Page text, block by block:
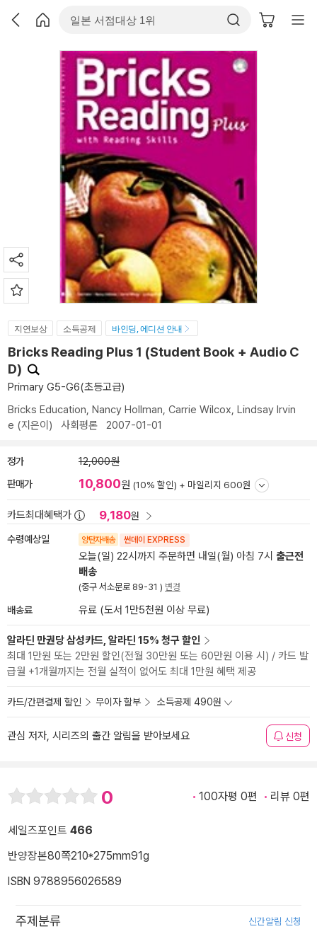
지연보상 소득공제 바인딩, 에디션 안내
Bricks Reading Plus 1 (Student Book + Audio C
D)
Primary G5-G6(초등고급)
Bricks Education, Nancy Hollman, Carrie Wilcox, Lindsay Irvin
e (지은이) 사회평론 2007-01-01
정가 12,000원
판매가 10,800원 (10% 할인) + 마일리지 600원
카드최대혜택가 9,180원
수령예상일 양탄자배송 썬데이 EXPRESS
오늘(일) 22시까지 주문하면 내일(월) 아침 7시 출근전
배송
(중구 서소문로 89-31 ) 변경
배송료 유료 (도서 1만5천원 이상 무료)
알라딘 만권당 삼성카드, 알라딘 15% 청구 할인
최대 1만원 또는 2만원 할인(전월 30만원 또는 60만원 이용 시) / 카드 발
급월 +1개월까지는 전월 실적이 없어도 최대 1만원 혜택 제공
카드/간편결제 할인 무이자 할부 소득공제 490원
관심 저자, 시리즈의 출간 알림을 받아보세요 신청
0 100자평 0편 리뷰 0편
세일즈포인트 466
반양장본80쪽210*275mm91g
ISBN 9788956026589
주제분류 신간알림 신청